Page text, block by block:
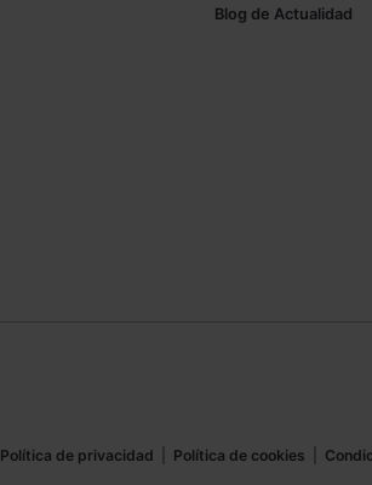
Blog de Actualidad
Política de privacidad Política de cookies